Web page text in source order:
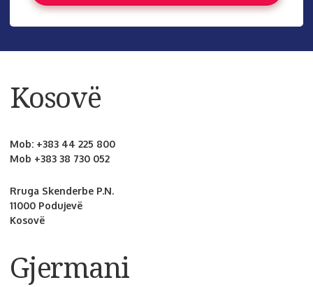
Kosovë
Mob: +383 44 225 800
Mob +383 38 730 052
Rruga Skenderbe P.N.
11000 Podujevë
Kosovë
Gjermani